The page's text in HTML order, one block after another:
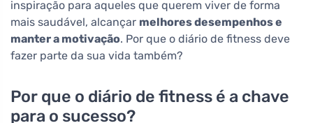
inspiração para aqueles que querem viver de forma
mais saudável, alcançar melhores desempenhos e
manter a motivação. Por que o diário de fitness deve
fazer parte da sua vida também?
Por que o diário de fitness é a chave
para o sucesso?